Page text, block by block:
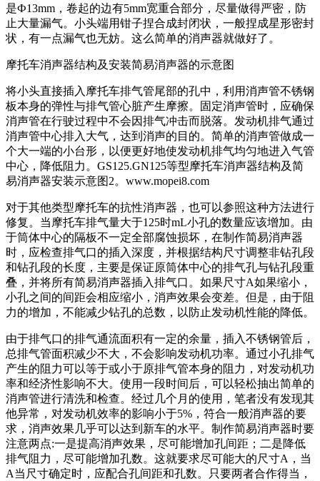
是Ф13mm，卷起的边有5mm宽重合部分，尽量做得严密，防
止大量漏气。小头端用钳子捏合成封闭状，一般捏成星形密封
状，有一点漏气也无妨。这么简单的消声器就做好了。
摩托车消声器结构及安装简易消声器的示意图
将小头直接插入摩托车排气管尾部的孔中，利用消声管不锈钢
板本身的弹性与排气管心脏产生摩擦。固定消声管时，应确保
消声管在行驶过程中不会因排气冲击而脱落。发动机排气通过
消声管中心排入大气，达到消声的目的。简单的消声管做成一
个大一端的小台形，以便更好地使发动机排气均匀地进入气管
中心，降低阻力。GS125.GN125等型摩托车消声器结构及简
易消声器安装示意图2。www.mopei8.com
对于其他类型摩托车的抗性消声器，也可以参照这种方法进行
修复。当摩托车排气量大于125时mL小孔的数量应该增加。由
于筒体中心的隔板不一定全部腐蚀损坏，在制作简易消声器
时，应检查排气口的插入深度，并根据结构尺寸调整非钻孔段
和钻孔段的长度，主要是保证原筒体中心的排气孔与钻孔段重
叠，并将所有简易消声器插入排气口。如果尺寸A如果缩小，
小孔之间的间距会相应缩小，消声效果会变差。但是，由于阻
力的增加，不能减少钻孔的总数，以防止发动机性能的降低。
由于排气口的排气通流面积有一定的余量，插入不锈钢管后，
总排气管面积减少不大，不会影响发动机功率。通过小孔排气
产生的阻力可以等于或小于原排气管本身的阻力，对发动机功
率和经济性影响不大。使用一段时间后，可以轻松抽出简单的
消声管进行清洗和检查。经过几个月的使用，笔者没有发现其
他异常，对发动机效率的影响小于5%，符合一般消声器的要
求，消声效果几乎可以达到新车的水平。制作简易消声器时要
注意两点:一是提高消声效果，尽可能增加孔间距；二是降低
排气阻力，尽可能增加孔数。这就要求尽可能大的尺寸A，当
A当尺寸确定时，应配合孔间距和孔数。只要两者合作得当，